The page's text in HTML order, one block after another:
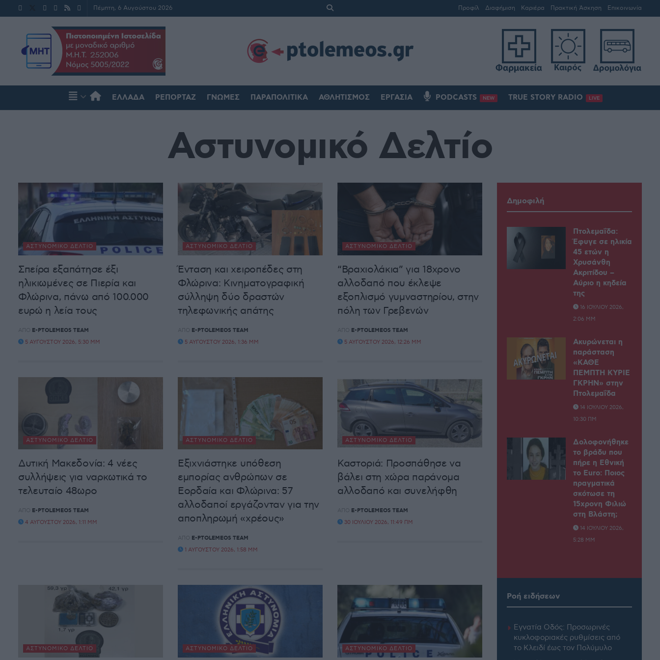
Πέμπτη, 6 Αυγούστου 2026 Προφίλ Διαφήμιση Καριέρα Πρακτική Άσκηση Επικοινωνία
ΕΛΛΆΔΑ ΡΕΠΟΡΤΆΖ ΓΝΏΜΕΣ ΠΑΡΑΠΟΛΙΤΙΚΆ ΑΘΛΗΤΙΣΜΌΣ ΕΡΓΑΣΊΑ PODCASTS NEW TRUE STORY RADIO LIVE
Αστυνομικό Δελτίο
ΑΣΤΥΝΟΜΙΚΌ ΔΕΛΤΊΟ
Σπείρα εξαπάτησε έξι
ηλικιωμένες σε Πιερία και
Φλώρινα, πάνω από 100.000
ευρώ η λεία τους
ΑΠΌ E-PTOLEMEOS TEAM
5 ΑΥΓΟΎΣΤΟΥ 2026, 5:30 ΜΜ
ΑΣΤΥΝΟΜΙΚΌ ΔΕΛΤΊΟ
Ένταση και χειροπέδες στη
Φλώρινα: Κινηματογραφική
σύλληψη δύο δραστών
τηλεφωνικής απάτης
ΑΠΌ E-PTOLEMEOS TEAM
5 ΑΥΓΟΎΣΤΟΥ 2026, 1:36 ΜΜ
ΑΣΤΥΝΟΜΙΚΌ ΔΕΛΤΊΟ
“Βραχιολάκια” για 18χρονο
αλλοδαπό που έκλεψε
εξοπλισμό γυμναστηρίου, στην
πόλη των Γρεβενών
ΑΠΌ E-PTOLEMEOS TEAM
5 ΑΥΓΟΎΣΤΟΥ 2026, 12:26 ΜΜ
ΑΣΤΥΝΟΜΙΚΌ ΔΕΛΤΊΟ
Δυτική Μακεδονία: 4 νέες
συλλήψεις για ναρκωτικά το
τελευταίο 48ωρο
ΑΠΌ E-PTOLEMEOS TEAM
4 ΑΥΓΟΎΣΤΟΥ 2026, 1:11 ΜΜ
ΑΣΤΥΝΟΜΙΚΌ ΔΕΛΤΊΟ
Εξιχνιάστηκε υπόθεση
εμπορίας ανθρώπων σε
Εορδαία και Φλώρινα: 57
αλλοδαποί εργάζονταν για την
αποπληρωμή «χρέους»
ΑΠΌ E-PTOLEMEOS TEAM
1 ΑΥΓΟΎΣΤΟΥ 2026, 1:58 ΜΜ
ΑΣΤΥΝΟΜΙΚΌ ΔΕΛΤΊΟ
Καστοριά: Προσπάθησε να
βάλει στη χώρα παράνομα
αλλοδαπό και συνελήφθη
ΑΠΌ E-PTOLEMEOS TEAM
30 ΙΟΥΛΊΟΥ 2026, 11:49 ΠΜ
ΑΣΤΥΝΟΜΙΚΌ ΔΕΛΤΊΟ ΑΣΤΥΝΟΜΙΚΌ ΔΕΛΤΊΟ ΑΣΤΥΝΟΜΙΚΌ ΔΕΛΤΊΟ
Δημοφιλή
Πτολεμαΐδα:
Έφυγε σε ηλικία
45 ετών η
Χρυσάνθη
Ακριτίδου –
Αύριο η κηδεία
της
16 ΙΟΥΛΊΟΥ 2026,
2:06 ΜΜ
Ακυρώνεται η
παράσταση
«ΚΑΘΕ
ΠΕΜΠΤΗ ΚΥΡΙΕ
ΓΚΡΗΝ» στην
Πτολεμαΐδα
14 ΙΟΥΛΊΟΥ 2026,
10:30 ΠΜ
Δολοφονήθηκε
το βράδυ που
πήρε η Εθνική
το Euro: Ποιος
πραγματικά
σκότωσε τη
15χρονη Φιλιώ
στη Βλάστη;
14 ΙΟΥΛΊΟΥ 2026,
5:28 ΜΜ
Ροή ειδήσεων
Εγνατία Οδός: Προσωρινές
κυκλοφοριακές ρυθμίσεις από
το Κλειδί έως τον Πολύμυλο